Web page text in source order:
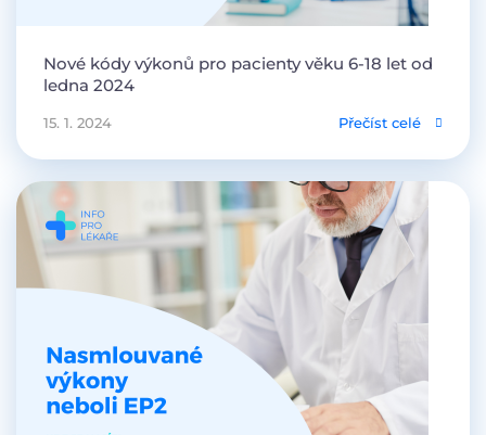
Nové kódy výkonů pro pacienty věku 6-18 let od
ledna 2024
15. 1. 2024 Přečíst celé